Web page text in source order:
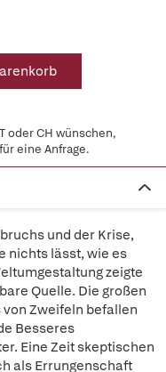
oder CH wünschen,
für eine Anfrage.
und der Krise,
nichts lässt, wie es
zeigte
Quelle. Die großen
Zweifeln befallen
Besseres
Eine Zeit skeptischen
als Errungenschaft